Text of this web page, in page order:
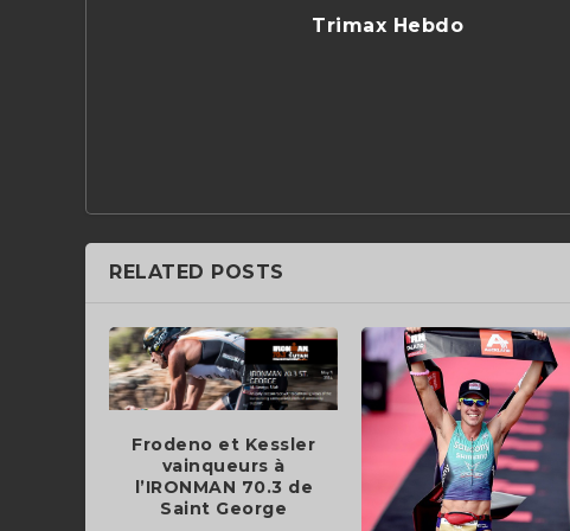
Trimax Hebdo
RELATED POSTS
Frodeno et Kessler
vainqueurs à
l’IRONMAN 70.3 de
Saint George